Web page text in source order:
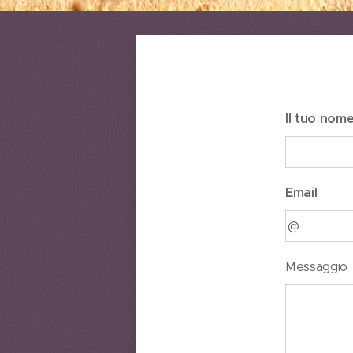
Il tuo
Email
Messaggio